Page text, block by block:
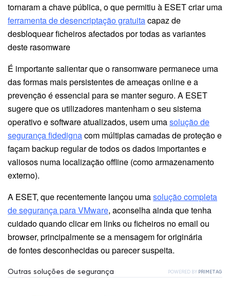
tornaram a chave pública, o que permitiu à ESET criar uma
ferramenta de desencriptação gratuitacapaz de
desbloquear ficheiros afectados por todas as variantes
deste rasomware
É importante salientar que o ransomware permanece uma
das formas mais persistentes de ameaças online e a
prevenção é essencial para se manter seguro. A ESET
sugere que os utilizadores mantenham o seu sistema
operativo e software atualizados, usem umasolução de
segurança fidedignacom múltiplas camadas de proteção e
façam backup regular de todos os dados importantes e
valiosos numa localização offline (como armazenamento
externo).
A ESET, que recentemente lançou umasolução completa
de segurança para VMware, aconselha ainda que tenha
cuidado quando clicar em links ou ficheiros no email ou
browser, principalmente se a mensagem for originária
de fontes desconhecidas ou parecer suspeita.